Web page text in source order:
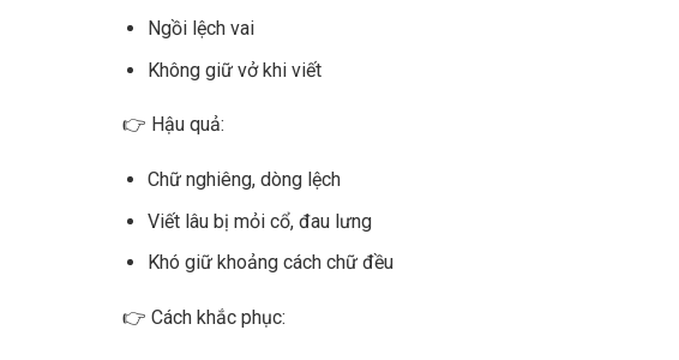
Ngồi lệch vai
Không giữ vở khi viết
👉 Hậu quả:
Chữ nghiêng, dòng lệch
Viết lâu bị mỏi cổ, đau lưng
Khó giữ khoảng cách chữ đều
👉 Cách khắc phục: